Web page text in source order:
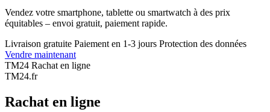
Vendez votre smartphone, tablette ou smartwatch à des prix
équitables – envoi gratuit, paiement rapide.
Livraison gratuite Paiement en 1-3 jours Protection des données
Vendre maintenant
TM24 Rachat en ligne
TM24.fr
Rachat en ligne